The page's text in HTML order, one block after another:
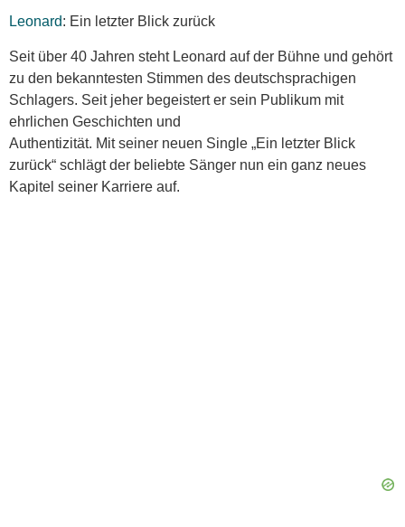
Leonard: Ein letzter Blick zurück
Seit über 40 Jahren steht Leonard auf der Bühne und gehört
zu den bekanntesten Stimmen des deutschsprachigen
Schlagers. Seit jeher begeistert er sein Publikum mit
ehrlichen Geschichten und
Authentizität. Mit seiner neuen Single „Ein letzter Blick
zurück“ schlägt der beliebte Sänger nun ein ganz neues
Kapitel seiner Karriere auf.